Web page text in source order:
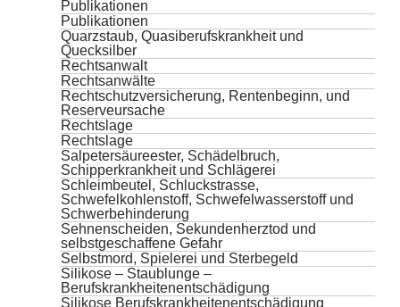
Publikationen
Publikationen
Quarzstaub, Quasiberufskrankheit und
Quecksilber
Rechtsanwalt
Rechtsanwälte
Rechtschutzversicherung, Rentenbeginn, und
Reserveursache
Rechtslage
Rechtslage
Salpetersäureester, Schädelbruch,
Schipperkrankheit und Schlägerei
Schleimbeutel, Schluckstrasse,
Schwefelkohlenstoff, Schwefelwasserstoff und
Schwerbehinderung
Sehnenscheiden, Sekundenherztod und
selbstgeschaffene Gefahr
Selbstmord, Spielerei und Sterbegeld
Silikose – Staublunge –
Berufskrankheitenentschädigung
Silikose Berufskrankheitenentschädigung